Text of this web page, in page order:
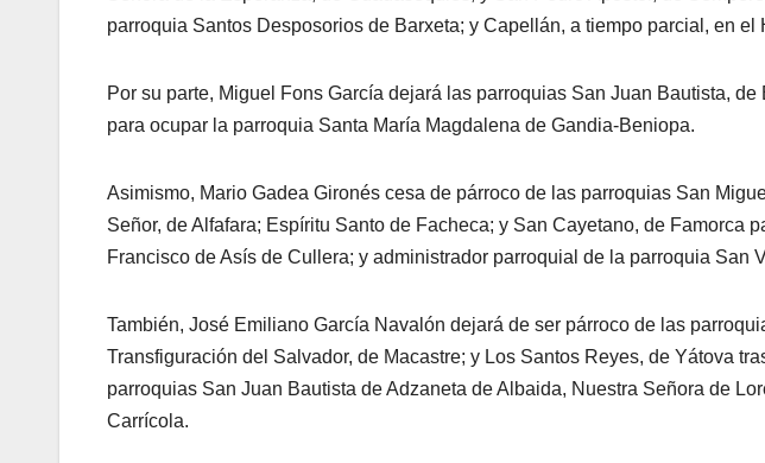
parroquia Santos Desposorios de Barxeta; y Capellán, a tiempo parcial, en el
Por su parte, Miguel Fons García dejará las parroquias San Juan Bautista,
para ocupar la parroquia Santa María Magdalena de Gandia-Beniopa.
Asimismo, Mario Gadea Gironés cesa de párroco de las parroquias San
Señor, de Alfafara; Espíritu Santo de Facheca; y San Cayetano, de Famorca
Francisco de Asís de Cullera; y administrador parroquial de la parroquia San
También, José Emiliano García Navalón dejará de ser párroco de las
Transfiguración del Salvador, de Macastre; y Los Santos Reyes, de Yátova
parroquias San Juan Bautista de Adzaneta de Albaida, Nuestra Señora de
Carrícola.